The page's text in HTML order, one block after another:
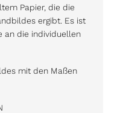
Papier, die die
ergibt. Es ist
an die individuellen
mit den Maßen